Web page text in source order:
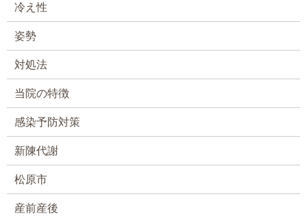
冷え性
姿勢
対処法
当院の特徴
感染予防対策
新陳代謝
松原市
産前産後